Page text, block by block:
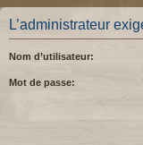
L’administrateur
Nom d’utilisateur:
Mot de passe: